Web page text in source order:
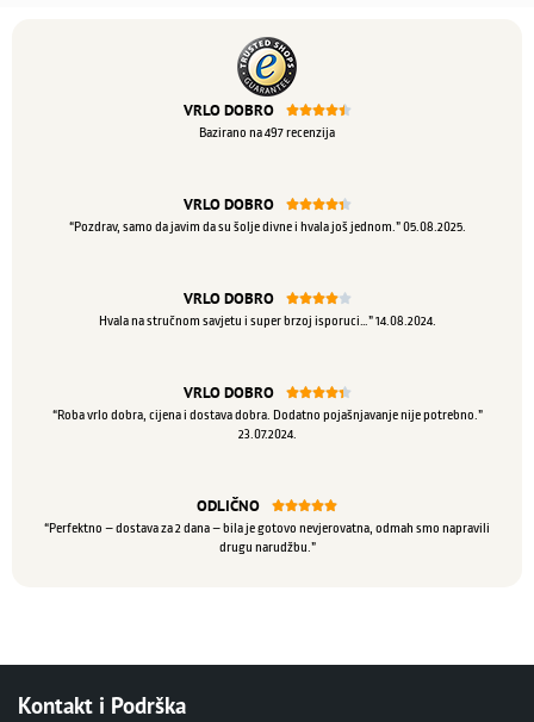
VRLO DOBRO 
Bazirano na 497 recenzija
VRLO DOBRO 
“Pozdrav, samo da javim da su šolje divne i hvala još jednom.” 05.08.2025.
VRLO DOBRO 
Hvala na stručnom savjetu i super brzoj isporuci…” 14.08.2024.
VRLO DOBRO 
“Roba vrlo dobra, cijena i dostava dobra. Dodatno pojašnjavanje nije potrebno.”
23.07.2024.
ODLIČNO 
“Perfektno – dostava za 2 dana – bila je gotovo nevjerovatna, odmah smo napravili
drugu narudžbu.”
Kontakt i Podrška